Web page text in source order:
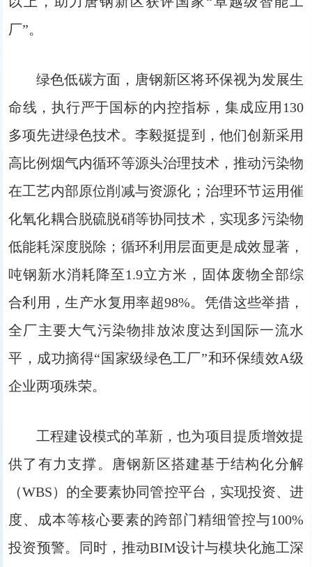
厂”。
绿色低碳方面，唐钢新区将环保视为发展生
命线，执行严于国标的内控指标，集成应用130
多项先进绿色技术。李毅挺提到，他们创新采用
高比例烟气内循环等源头治理技术，推动污染物
在工艺内部原位削减与资源化；治理环节运用催
化氧化耦合脱硫脱硝等协同技术，实现多污染物
低能耗深度脱除；循环利用层面更是成效显著，
吨钢新水消耗降至1.9立方米，固体废物全部综
合利用，生产水复用率超98%。凭借这些举措，
全厂主要大气污染物排放浓度达到国际一流水
平，成功摘得“国家级绿色工厂”和环保绩效A级
企业两项殊荣。
工程建设模式的革新，也为项目提质增效提
供了有力支撑。唐钢新区搭建基于结构化分解
（WBS）的全要素协同管控平台，实现投资、进
度、成本等核心要素的跨部门精细管控与100%
投资预警。同时，推动BIM设计与模块化施工深